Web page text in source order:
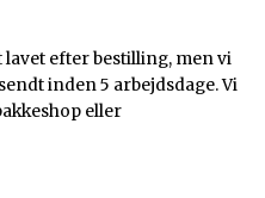
efter bestilling, men vi
inden 5 arbejdsdage. Vi
eller